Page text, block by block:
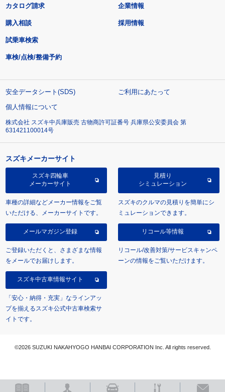
カタログ請求
購入相談
試乗車検索
車検/点検/整備予約
企業情報
採用情報
安全データシート(SDS)
ご利用にあたって
個人情報について
株式会社 スズキ中兵庫販売 古物商許可証番号 兵庫県公安委員会 第
631421100014号
スズキメーカーサイト
スズキ四輪車
メーカーサイト
車種の詳細などメーカー情報をご覧
いただける、メーカーサイトです。
見積り
シミュレーション
スズキのクルマの見積りを簡単にシ
ミュレーションできます。
メールマガジン登録
ご登録いただくと、さまざまな情報
をメールでお届けします。
リコール等情報
リコール/改善対策/サービスキャンペ
ーンの情報をご覧いただけます。
スズキ中古車情報サイト
「安心・納得・充実」なラインアッ
プを揃えるスズキ公式中古車検索サ
イトです。
©2026 SUZUKI NAKAHYOGO HANBAI CORPORATION Inc. All rights reserved.